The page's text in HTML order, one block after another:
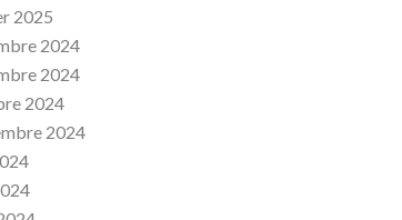
2025
2024
2024
2024
2024